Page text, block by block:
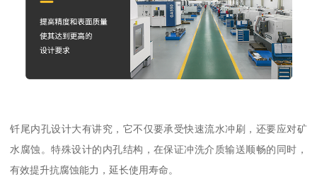
钎尾内孔设计大有讲究，它不仅要承受快速流水冲刷，还要应对矿
水腐蚀。特殊设计的内孔结构，在保证冲洗介质输送顺畅的同时，
有效提升抗腐蚀能力，延长使用寿命。